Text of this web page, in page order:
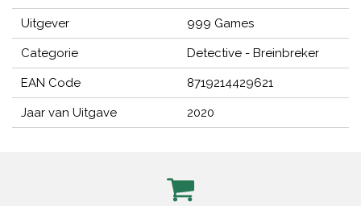
Uitgever 999 Games
Categorie Detective - Breinbreker
EAN Code 8719214429621
Jaar van Uitgave 2020